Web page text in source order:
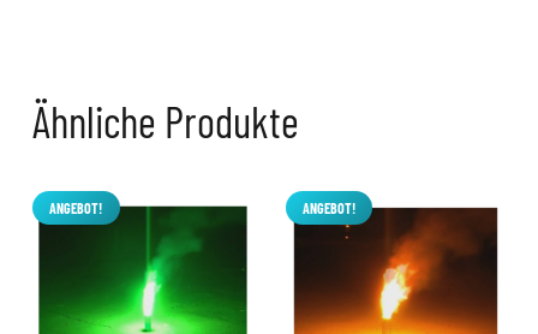
Ähnliche Produkte
ANGEBOT! ANGEBOT!